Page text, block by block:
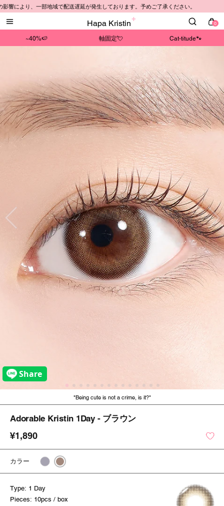
Hapa Kristin 0
~40%🍉 軸固定💘 Cat-titude🐾
より、一部地域で配送遅延が発生しております。予めご了承ください。
Being cute is not a crime, is it?
Adorable Kristin 1Day - ブラウン
¥1,890
カラー
Type: 1 Day
Pieces: 10pcs / box